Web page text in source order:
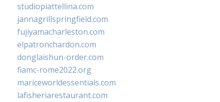
studiopiattellina.com
jannagrillspringfield.com
fujiyamacharleston.com
elpatronchardon.com
donglaishun-order.com
fiamc-rome2022.org
mariceworldessentials.com
lafisheriarestaurant.com